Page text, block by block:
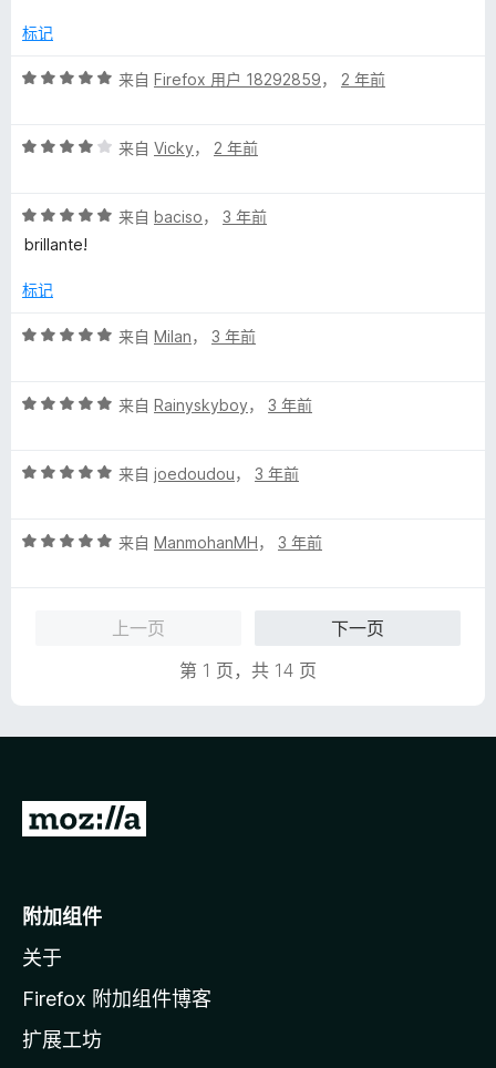
5
标记
评
/
来自 Firefox 用户 18292859， 2 年前
评
/
5
来自 Vicky， 2 年前
评
分
/
来自 baciso， 3 年前
brillante!
标记
评
/
来自 Milan， 3 年前
评
/
来自 Rainyskyboy， 3 年前
评
/
来自 joedoudou， 3 年前
评
来自 ManmohanMH， 3 年前
上一页
下一页
第 1 页，共 14 页
转
o
i
l
a
附加组件
关于
Firefox 附加组件博客
扩展工坊